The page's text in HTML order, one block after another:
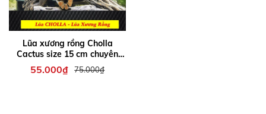
Lũa xương rồng Cholla
Cactus size 15 cm chuyên
dùng cho tép cảnh
55.000₫ 75.000₫